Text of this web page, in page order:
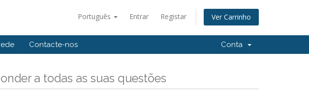
Português Entrar Registar Ver Carrinho
Contacte-nos Conta
a todas as suas questões